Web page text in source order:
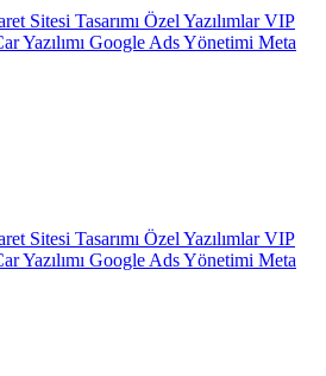
Sitesi Tasarımı Özel YazılımlarVIP
Yazılımı Google Ads Yönetimi Meta
Sitesi Tasarımı Özel YazılımlarVIP
Yazılımı Google Ads Yönetimi Meta